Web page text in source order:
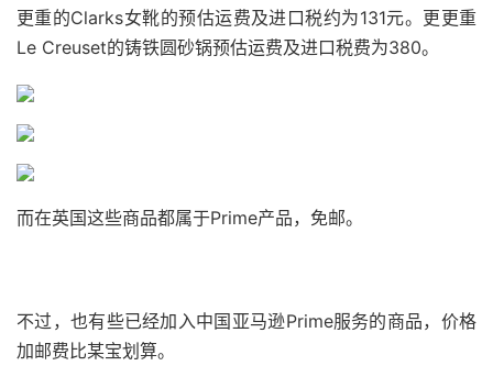
更重的Clarks女靴的预估运费及进口税约为131元。更更重
Le Creuset的铸铁圆砂锅预估运费及进口税费为380。
而在英国这些商品都属于Prime产品，免邮。
不过，也有些已经加入中国亚马逊Prime服务的商品，价格
加邮费比某宝划算。